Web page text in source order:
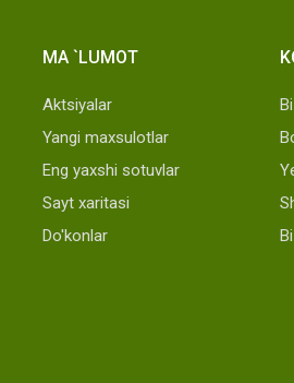
MA `LUMOT
Aktsiyalar
Yangi maxsulotlar
Eng yaxshi sotuvlar
Sayt xaritasi
Do'konlar